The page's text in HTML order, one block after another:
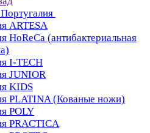
ARTESA
HoReCa (антибактериальная
I-TECH
JUNIOR
KIDS
PLATINA (Кованые ножи)
POLY
PRACTICA